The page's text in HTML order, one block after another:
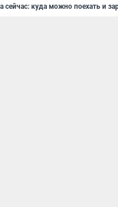
сейчас: куда можно поехать и